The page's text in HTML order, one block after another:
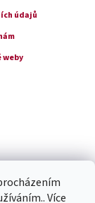
Více
údajů
weby